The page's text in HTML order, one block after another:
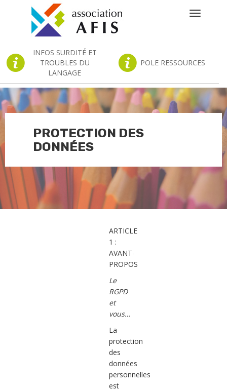
Toggle
INFOS SURDITÉ ET
TROUBLES DU
LANGAGE
POLE RESSOURCES
PROTECTION DES
DONNÉES
ARTICLE
1 :
AVANT-
PROPOS
Le
RGPD
et
vous…
La
protection
des
données
personnelles
est